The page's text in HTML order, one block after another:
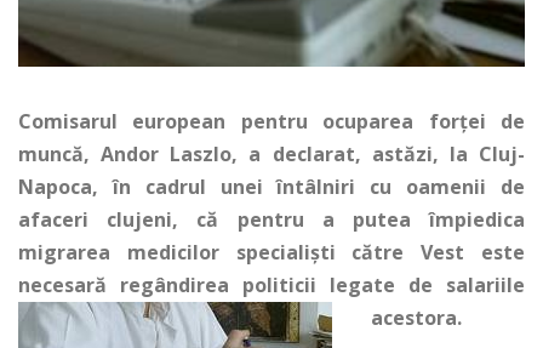
Comisarul european pentru ocuparea forţei de
muncă, Andor Laszlo, a declarat, astăzi, la Cluj-
Napoca, în cadrul unei întâlniri cu oamenii de
afaceri clujeni, că pentru a putea împiedica
migrarea medicilor specialişti către Vest este
necesară regândirea politicii legate de salariile
acestora.